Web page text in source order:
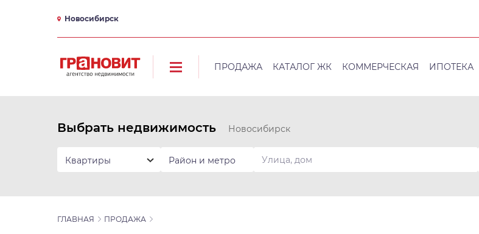
Новосибирск
ПРОДАЖА КАТАЛОГ ЖК КОММЕРЧЕСКАЯ ИПОТЕКА
Выбрать недвижимость Новосибирск
Квартиры Район и метро
ГЛАВНАЯ ПРОДАЖА